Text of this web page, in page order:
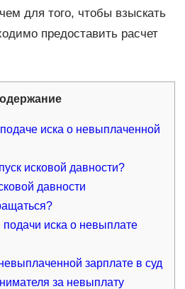
для того, чтобы взыскать
предоставить расчет
иска о невыплаченной
исковой давности?
давности
иска о невыплате
зарплате в суд
за невыплату